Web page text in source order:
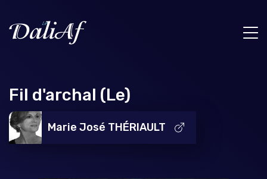
Fil d'archal (Le)
Marie José THÉRIAULT